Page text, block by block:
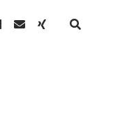
linkedin
emailxing